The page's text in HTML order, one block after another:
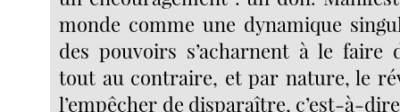
monde comme une dynamique
des pouvoirs s’acharnent à le faire
tout au contraire, et par nature, le
l’empêcher de disparaître, c’est-à-